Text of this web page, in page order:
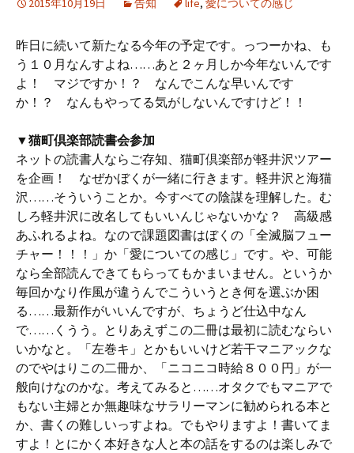
2015年10月19日 告知 life, 愛についての感じ
昨日に続いて新たなる今年の予定です。っつーかね、も
う１０月なんすよね……あと２ヶ月しか今年ないんです
よ！ マジですか！？ なんでこんな早いんです
か！？ なんもやってる気がしないんですけど！！
▼猫町倶楽部読書会参加
ネットの読書人ならご存知、猫町倶楽部が軽井沢ツアー
を企画！ なぜかぼくが一緒に行きます。軽井沢と海猫
沢……そういうことか。今すべての陰謀を理解した。む
しろ軽井沢に改名してもいいんじゃないかな？ 高級感
あふれるよね。なので課題図書はぼくの「全滅脳フュー
チャー！！！」か「愛についての感じ」です。や、可能
なら全部読んできてもらってもかまいません。というか
毎回かなり作風が違うんでこういうとき何を選ぶか困
る……最新作がいいんですが、ちょうど仕込中なん
で……くうう。とりあえずこの二冊は最初に読むならい
いかなと。「左巻キ」とかもいいけど若干マニアックな
のでやはりこの二冊か、「ニコニコ時給８００円」が一
般向けなのかな。考えてみると……オタクでもマニアで
もない主婦とか無趣味なサラリーマンに勧められる本と
か、書くの難しいっすよね。でもやりますよ！書いてま
すよ！とにかく本好きな人と本の話をするのは楽しみで